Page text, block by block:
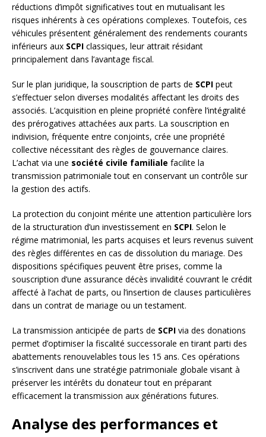
réductions d’impôt significatives tout en mutualisant les
risques inhérents à ces opérations complexes. Toutefois, ces
véhicules présentent généralement des rendements courants
inférieurs aux SCPI classiques, leur attrait résidant
principalement dans l’avantage fiscal.
Sur le plan juridique, la souscription de parts de SCPI peut
s’effectuer selon diverses modalités affectant les droits des
associés. L’acquisition en pleine propriété confère l’intégralité
des prérogatives attachées aux parts. La souscription en
indivision, fréquente entre conjoints, crée une propriété
collective nécessitant des règles de gouvernance claires.
L’achat via une société civile familiale facilite la
transmission patrimoniale tout en conservant un contrôle sur
la gestion des actifs.
La protection du conjoint mérite une attention particulière lors
de la structuration d’un investissement en SCPI. Selon le
régime matrimonial, les parts acquises et leurs revenus suivent
des règles différentes en cas de dissolution du mariage. Des
dispositions spécifiques peuvent être prises, comme la
souscription d’une assurance décès invalidité couvrant le crédit
affecté à l’achat de parts, ou l’insertion de clauses particulières
dans un contrat de mariage ou un testament.
La transmission anticipée de parts de SCPI via des donations
permet d’optimiser la fiscalité successorale en tirant parti des
abattements renouvelables tous les 15 ans. Ces opérations
s’inscrivent dans une stratégie patrimoniale globale visant à
préserver les intérêts du donateur tout en préparant
efficacement la transmission aux générations futures.
Analyse des performances et